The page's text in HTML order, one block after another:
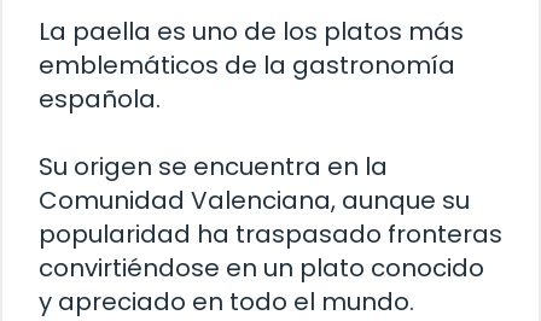
La paella es uno de los platos más
emblemáticos de la gastronomía
española.
Su origen se encuentra en la
Comunidad Valenciana, aunque su
popularidad ha traspasado fronteras
convirtiéndose en un plato conocido
y apreciado en todo el mundo.